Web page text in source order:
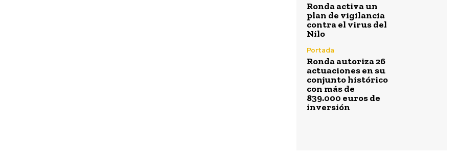
Ronda activa un
plan de vigilancia
contra el virus del
Nilo
Portada
Ronda autoriza 26
actuaciones en su
conjunto histórico
con más de
839.000 euros de
inversión